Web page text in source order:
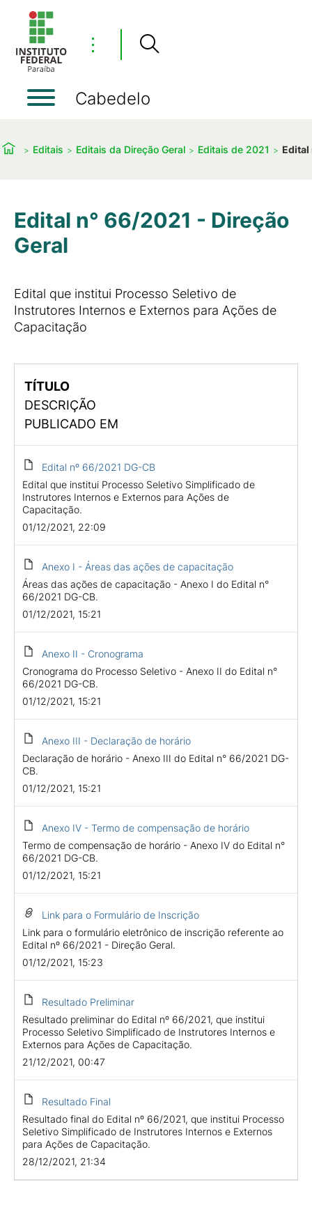
⋮
Cabedelo
Editais Editais da Direção Geral Editais de 2021 Edital
Edital n° 66/2021 - Direção
Geral
Edital que institui Processo Seletivo de
Instrutores Internos e Externos para Ações de
Capacitação
TÍTULO
DESCRIÇÃO
PUBLICADO EM
Edital nº 66/2021 DG-CB
Edital que institui Processo Seletivo Simplificado de
Instrutores Internos e Externos para Ações de
Capacitação.
01/12/2021, 22:09
Anexo I - Áreas das ações de capacitação
Áreas das ações de capacitação - Anexo I do Edital n°
66/2021 DG-CB.
01/12/2021, 15:21
Anexo II - Cronograma
Cronograma do Processo Seletivo - Anexo II do Edital n°
66/2021 DG-CB.
01/12/2021, 15:21
Anexo III - Declaração de horário
Declaração de horário - Anexo III do Edital n° 66/2021 DG-
CB.
01/12/2021, 15:21
Anexo IV - Termo de compensação de horário
Termo de compensação de horário - Anexo IV do Edital n°
66/2021 DG-CB.
01/12/2021, 15:21
Link para o Formulário de Inscrição
Link para o formulário eletrônico de inscrição referente ao
Edital nº 66/2021 - Direção Geral.
01/12/2021, 15:23
Resultado Preliminar
Resultado preliminar do Edital nº 66/2021, que institui
Processo Seletivo Simplificado de Instrutores Internos e
Externos para Ações de Capacitação.
21/12/2021, 00:47
Resultado Final
Resultado final do Edital nº 66/2021, que institui Processo
Seletivo Simplificado de Instrutores Internos e Externos
para Ações de Capacitação.
28/12/2021, 21:34